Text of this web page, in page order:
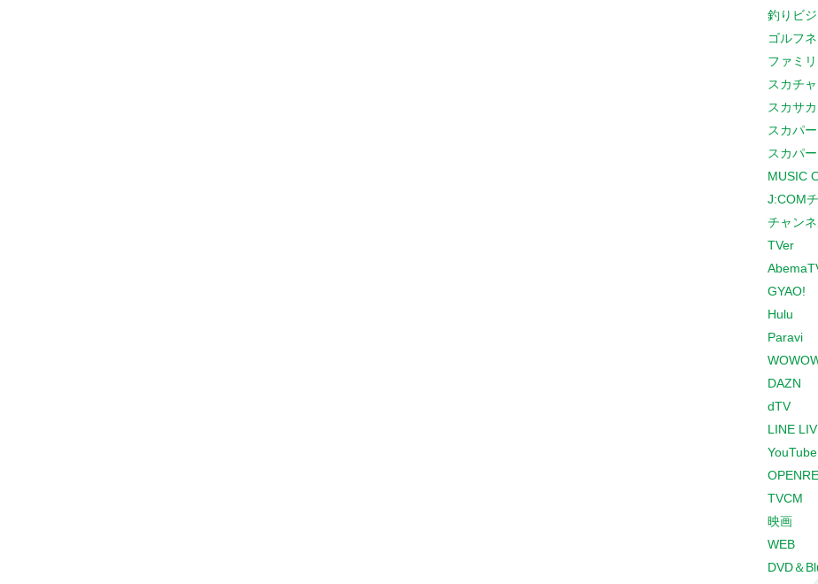
釣りビ
ゴルフ
ファミ
スカチ
スカサカ
スカパー
スカパ
MUSIC
J:COM
チャン
TVer
GYAO!
Hulu
Paravi
DAZN
dTV
LINE
YouTube
TVCM
映画
WEB
DVD＆